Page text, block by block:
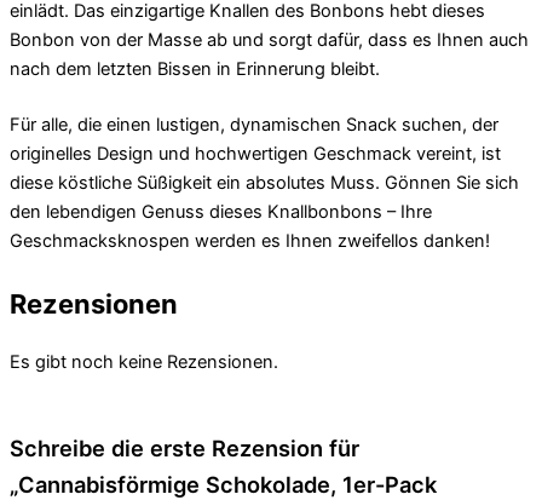
einlädt. Das einzigartige Knallen des Bonbons hebt dieses
Bonbon von der Masse ab und sorgt dafür, dass es Ihnen auch
nach dem letzten Bissen in Erinnerung bleibt.
Für alle, die einen lustigen, dynamischen Snack suchen, der
originelles Design und hochwertigen Geschmack vereint, ist
diese köstliche Süßigkeit ein absolutes Muss. Gönnen Sie sich
den lebendigen Genuss dieses Knallbonbons – Ihre
Geschmacksknospen werden es Ihnen zweifellos danken!
Rezensionen
Es gibt noch keine Rezensionen.
Schreibe die erste Rezension für
„Cannabisförmige Schokolade, 1er-Pack